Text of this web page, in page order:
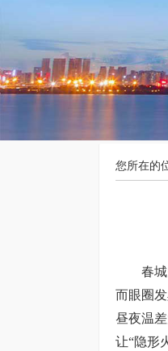
您所在的
春
而眼圈
昼夜温
让“隐形